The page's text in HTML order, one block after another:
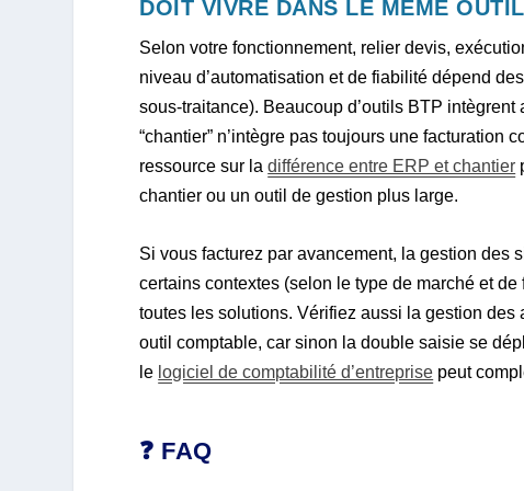
DOIT VIVRE DANS LE MÊME OUTIL
Selon votre fonctionnement, relier devis,
niveau d’automatisation et de fiabilité dépend
sous-traitance). Beaucoup d’outils BTP
“chantier” n’intègre pas toujours une facturation
ressource sur ladifférence entre ERP et chantier
chantier ou un outil de gestion plus large.
Si vous facturez par avancement, la gestion des
certains contextes (selon le type de marché et
toutes les solutions. Vérifiez aussi la gestion
outil comptable, car sinon la double saisie se
le logiciel de comptabilité d’entreprise peut
❓ FAQ